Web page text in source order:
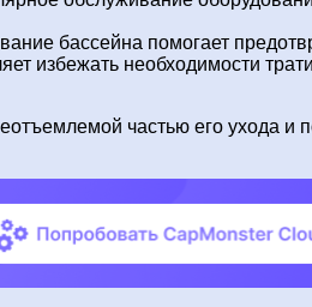
бассейна помогает
избежать необходимости
частью его ухода